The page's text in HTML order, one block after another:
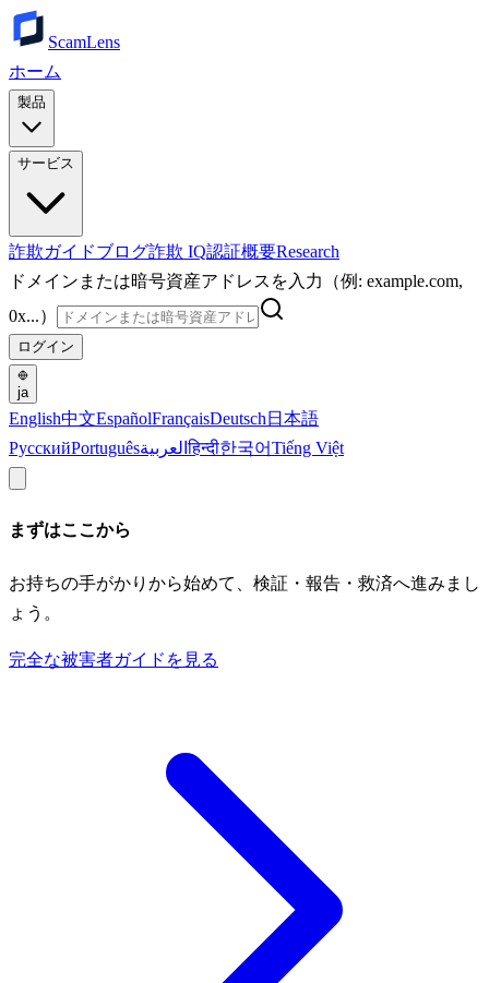
ScamLens
ホーム
製品
サービス
詐欺ガイドブログ詐欺 IQ認証概要Research
ドメインまたは暗号資産アドレスを入力（例: example.com,
0x...）
ログイン
ja
English中文EspañolFrançaisDeutsch 日本語
РусскийPortuguêsالعربيةहिन्दी한국어Tiếng Việt
まずはここから
お持ちの手がかりから始めて、検証・報告・救済へ進みまし
ょう。
完全な被害者ガイドを見る